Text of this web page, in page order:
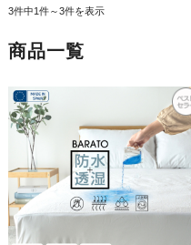
3件中1件～3件を表示
商品一覧